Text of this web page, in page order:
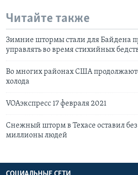
Читайте также
Зимние штормы стали для Байдена
управлять во время стихийных
Во многих районах США
холода
VOAэкспресс 17 февраля 2021
Снежный шторм в Техасе оставил без
миллионы людей